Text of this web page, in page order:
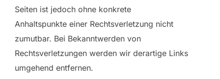
Seiten ist jedoch ohne konkrete
Anhaltspunkte einer Rechtsverletzung nicht
zumutbar. Bei Bekanntwerden von
Rechtsverletzungen werden wir derartige Links
umgehend entfernen.